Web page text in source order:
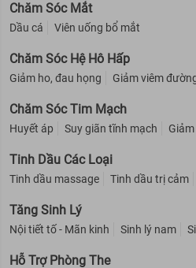
Chăm Sóc Mắt
Dầu cá Viên uống bổ mắt
Chăm Sóc Hệ Hô Hấp
Giảm ho, đau họng Giảm viêm
Chăm Sóc Tim Mạch
Huyết áp Suy giãn tĩnh mạch
Tinh Dầu Các Loại
Tinh dầu massage Tinh dầu trị cảm
Tăng Sinh Lý
Nội tiết tố - Mãn kinh Sinh lý nam
Hỗ Trợ Phòng The